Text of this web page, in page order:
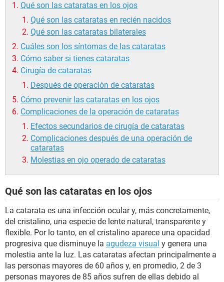
Qué son las cataratas en los ojos
Qué son las cataratas en recién nacidos
Qué son las cataratas bilaterales
Cuáles son los síntomas de las cataratas
Cómo saber si tienes cataratas
Cirugía de cataratas
Después de operación de cataratas
Cómo prevenir las cataratas en los ojos
Complicaciones de la operación de cataratas
Efectos secundarios de cirugía de cataratas
Complicaciones después de una operación de
cataratas
Molestias en ojo operado de cataratas
Qué son las cataratas en los ojos
La catarata es una infección ocular y, más concretamente,
del cristalino, una especie de lente natural, transparente y
flexible. Por lo tanto, en el cristalino aparece una opacidad
progresiva que disminuye la agudeza visual y genera una
molestia ante la luz. Las cataratas afectan principalmente a
las personas mayores de 60 años y, en promedio, 2 de 3
personas mayores de 85 años sufren de ellas debido al